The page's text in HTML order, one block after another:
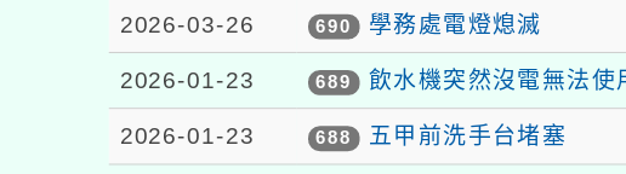
2026-03-26 690 學務處電燈熄滅
2026-01-23 689 飲水機突然沒電無法使
2026-01-23 688 五甲前洗手台堵塞